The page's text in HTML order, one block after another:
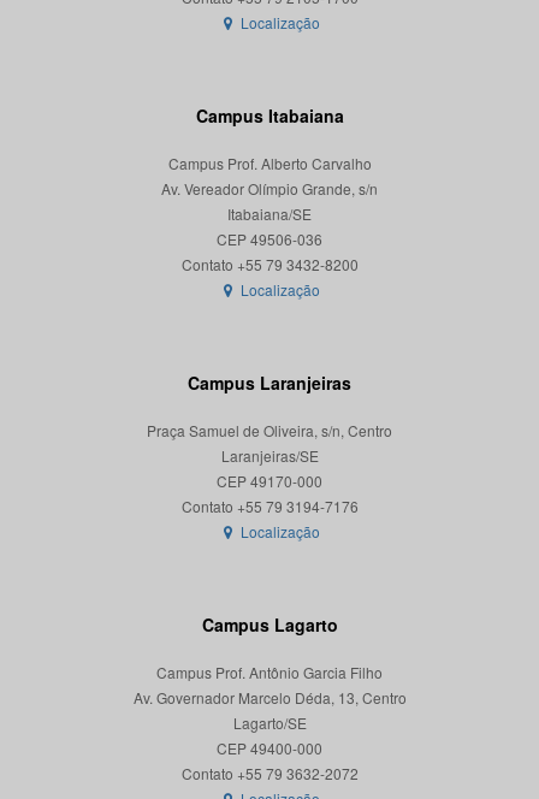
Localização
Campus Itabaiana
Campus Prof. Alberto Carvalho
Av. Vereador Olímpio Grande, s/n
Itabaiana/SE
CEP 49506-036
Localização
Campus Laranjeiras
Praça Samuel de Oliveira, s/n, Centro
Laranjeiras/SE
CEP 49170-000
Localização
Campus Lagarto
Campus Prof. Antônio Garcia Filho
Av. Governador Marcelo Déda, 13, Centro
Lagarto/SE
CEP 49400-000